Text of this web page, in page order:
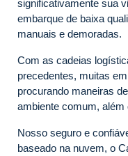
significativamente sua
embarque de baixa
manuais e demoradas.
Com as cadeias
precedentes, muitas
procurando maneiras
ambiente comum,
Nosso seguro e
baseado na nuvem, o